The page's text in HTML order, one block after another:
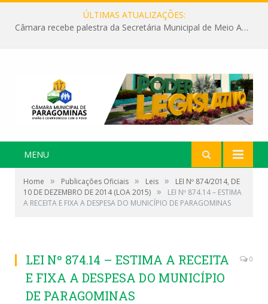
ÚLTIMAS ATUALIZAÇÕES:
Câmara recebe palestra da Secretária Municipal de Meio Ambiente sobre as ações da “SEMANA DO MEIO AMBIENTE”
MENU
Home » Publicações Oficiais » Leis »
LEI Nº 874/2014, DE
10 DE DEZEMBRO DE 2014 (LOA 2015) »
LEI Nº 874.14 – ESTIMA
A RECEITA E FIXA A DESPESA DO MUNICÍPIO DE PARAGOMINAS
LEI Nº 874.14 – ESTIMA A RECEITA
E FIXA A DESPESA DO MUNICÍPIO
DE PARAGOMINAS
0